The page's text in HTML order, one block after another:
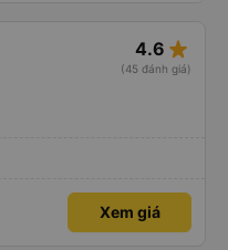
4.6 star_rate
(45 đánh giá)
Xem giá